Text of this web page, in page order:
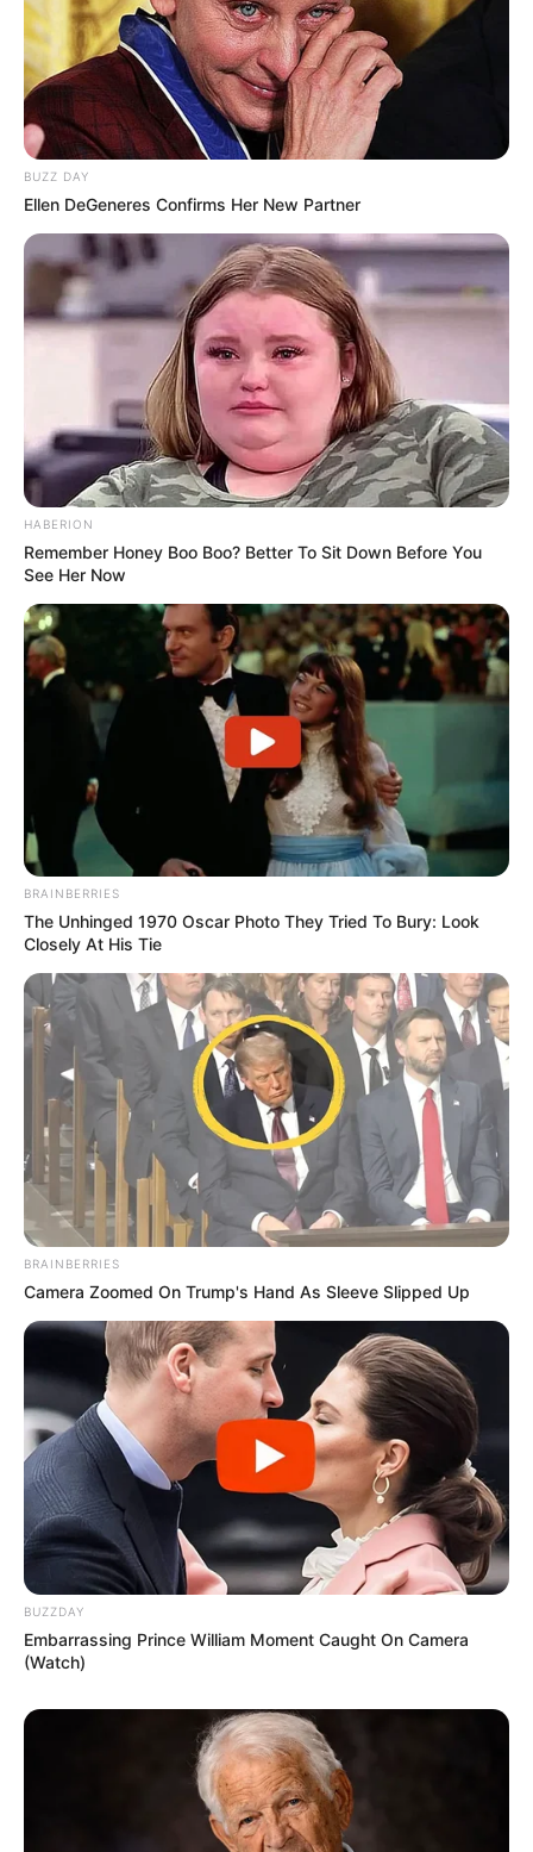
BUZZ DAY
Ellen DeGeneres Confirms Her New Partner
HABERION
Remember Honey Boo Boo? Better To Sit Down Before You
See Her Now
BRAINBERRIES
The Unhinged 1970 Oscar Photo They Tried To Bury: Look
Closely At His Tie
BRAINBERRIES
Camera Zoomed On Trump's Hand As Sleeve Slipped Up
BUZZDAY
Embarrassing Prince William Moment Caught On Camera
(Watch)